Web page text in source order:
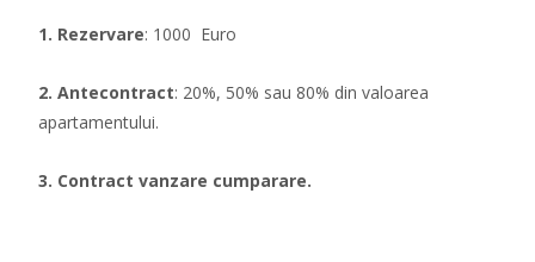
1. Rezervare: 1000 Euro
2. Antecontract: 20%, 50% sau 80% din valoarea
apartamentului.
3. Contract vanzare cumparare.